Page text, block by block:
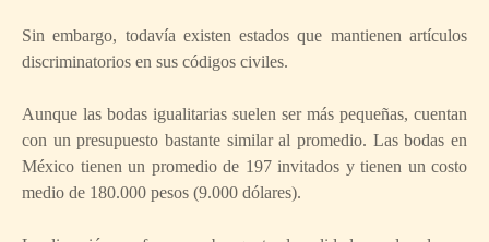
Sin embargo, todavía existen estados que mantienen artículos
discriminatorios en sus códigos civiles.
Aunque las bodas igualitarias suelen ser más pequeñas, cuentan
con un presupuesto bastante similar al promedio. Las bodas en
México tienen un promedio de 197 invitados y tienen un costo
medio de 180.000 pesos (9.000 dólares).